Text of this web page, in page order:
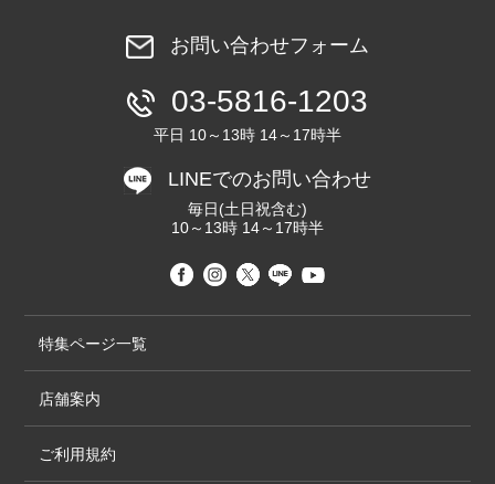
お問い合わせフォーム
03-5816-1203
平日 10～13時 14～17時半
LINEでのお問い合わせ
毎日(土日祝含む)
10～13時 14～17時半
特集ページ一覧
店舗案内
ご利用規約